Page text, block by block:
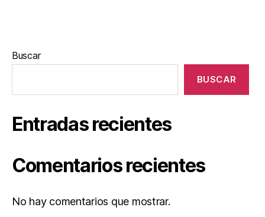
Buscar
BUSCAR
Entradas recientes
Comentarios recientes
No hay comentarios que mostrar.